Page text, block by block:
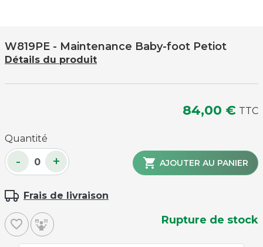
W819PE - Maintenance Baby-foot Petiot
Détails du produit
84,00 € TTC
Quantité
- +  AJOUTER AU PANIER
Frais de livraison
favorite_border Rupture de stock